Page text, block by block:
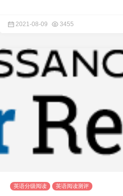
2021-08-09 3455
英语分级阅读 英语阅读测评